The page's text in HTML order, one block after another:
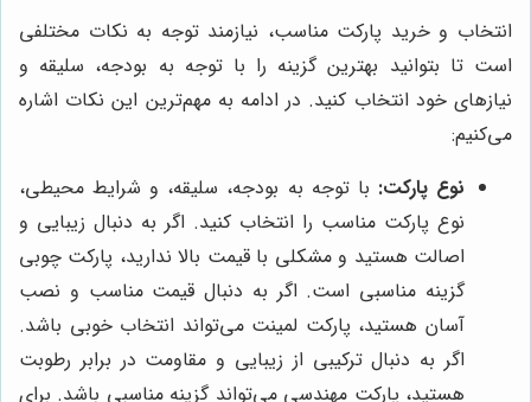
انتخاب و خرید پارکت مناسب، نیازمند توجه به نکات مختلفی
است تا بتوانید بهترین گزینه را با توجه به بودجه، سلیقه و
نیازهای خود انتخاب کنید. در ادامه به مهم‌ترین این نکات اشاره
می‌کنیم:
نوع پارکت: با توجه به بودجه، سلیقه، و شرایط محیطی،
نوع پارکت مناسب را انتخاب کنید. اگر به دنبال زیبایی و
اصالت هستید و مشکلی با قیمت بالا ندارید، پارکت چوبی
گزینه مناسبی است. اگر به دنبال قیمت مناسب و نصب
آسان هستید، پارکت لمینت می‌تواند انتخاب خوبی باشد.
اگر به دنبال ترکیبی از زیبایی و مقاومت در برابر رطوبت
هستید، پارکت مهندسی می‌تواند گزینه مناسبی باشد. برای